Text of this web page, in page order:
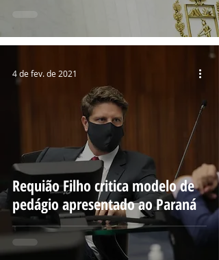
Requião Filho critica modelo de
pedágio apresentado ao Paraná
4 de fev. de 2021